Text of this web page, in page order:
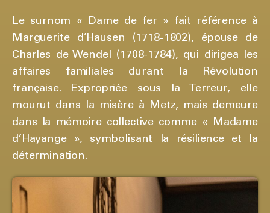
Le surnom « Dame de fer » fait référence à
Marguerite d’Hausen (1718-1802), épouse de
Charles de Wendel (1708-1784), qui dirigea les
affaires familiales durant la Révolution
française. Expropriée sous la Terreur, elle
mourut dans la misère à Metz, mais demeure
dans la mémoire collective comme « Madame
d’Hayange », symbolisant la résilience et la
détermination.